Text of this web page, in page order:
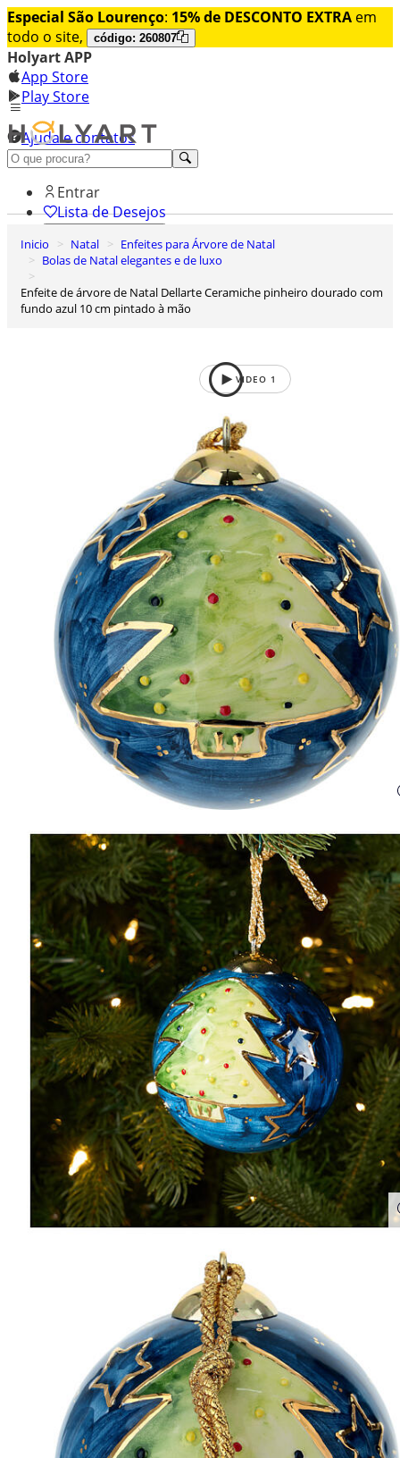
Especial São Lourenço: 15% de DESCONTO EXTRA em
todo o site,
código: 260807
Holyart APP
App Store
Play Store
Ajuda e contatos
Conheça premium
Entrar
Lista de Desejos
Carrinho de Compras
Inicio Natal
Enfeites para Árvore de Natal
Bolas de Natal elegantes e de luxo
Enfeite de árvore de Natal Dellarte Ceramiche pinheiro dourado com
fundo azul 10 cm pintado à mão
VIDEO 1